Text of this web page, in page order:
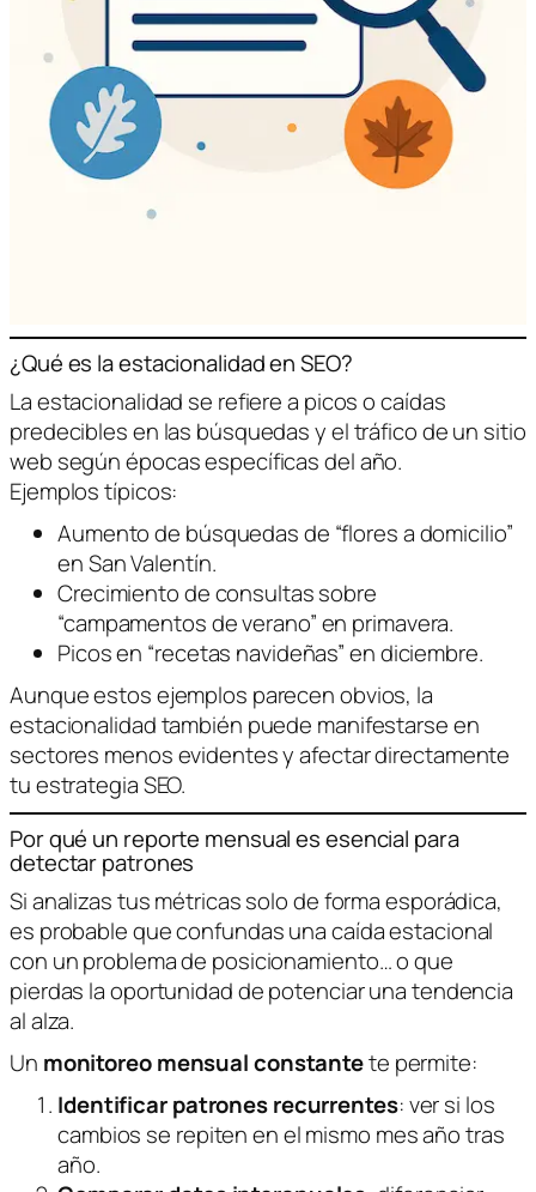
¿Qué es la estacionalidad en SEO?
La estacionalidad se refiere a picos o caídas
predecibles en las búsquedas y el tráfico de un sitio
web según épocas específicas del año.
Ejemplos típicos:
Aumento de búsquedas de “flores a domicilio”
en San Valentín.
Crecimiento de consultas sobre
“campamentos de verano” en primavera.
Picos en “recetas navideñas” en diciembre.
Aunque estos ejemplos parecen obvios, la
estacionalidad también puede manifestarse en
sectores menos evidentes y afectar directamente
tu estrategia SEO.
Por qué un reporte mensual es esencial para
detectar patrones
Si analizas tus métricas solo de forma esporádica,
es probable que confundas una caída estacional
con un problema de posicionamiento… o que
pierdas la oportunidad de potenciar una tendencia
al alza.
Un monitoreo mensual constantete permite:
Identificar patrones recurrentes: ver si los
cambios se repiten en el mismo mes año tras
año.